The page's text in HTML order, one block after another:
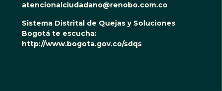
atencionalciudadano@renobo.com.co
Sistema Distrital de Quejas y Soluciones
Bogotá te escucha:
http://www.bogota.gov.co/sdqs